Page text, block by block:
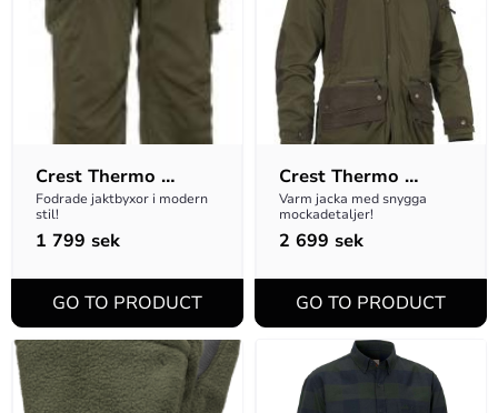
Crest Thermo
Classic M
Fodrade jaktbyxor i modern
stil!
1 799 sek
Crest Thermo
Classic M
Varm jacka med snygga
mockadetaljer!
2 699 sek